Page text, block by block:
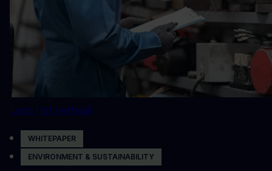
Lees het verhaal
WHITEPAPER
ENVIRONMENT & SUSTAINABILITY